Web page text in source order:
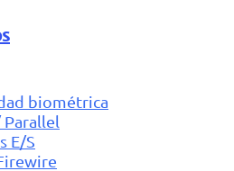
biométrica
Parallel
E/S